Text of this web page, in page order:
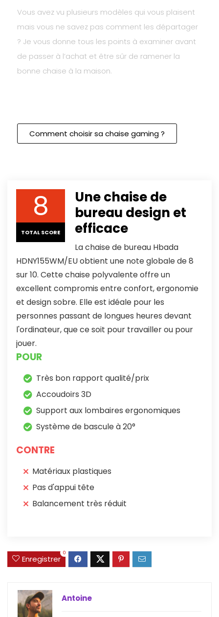
Vous avez vu plusieurs modèles qui vous plaisent
mais vous ne savez pas comment les départager
? Je vous donne tous les points à examiner avant
de passer à l’achat et être sûr de ramener la
bonne chaise à la maison.
Comment choisir sa chaise gaming ?
8
TOTAL SCORE
Une chaise de
bureau design et
efficace
La chaise de bureau Hbada
HDNY155WM/EU obtient une note globale de 8
sur 10. Cette chaise polyvalente offre un
excellent compromis entre confort, ergonomie
et design sobre. Elle est idéale pour les
personnes passant de longues heures devant
l'ordinateur, que ce soit pour travailler ou pour
jouer.
POUR
Très bon rapport qualité/prix
Accoudoirs 3D
Support aux lombaires ergonomiques
Système de bascule à 20°
CONTRE
Matériaux plastiques
Pas d'appui tête
Balancement très réduit
Enregistrer
0
Antoine